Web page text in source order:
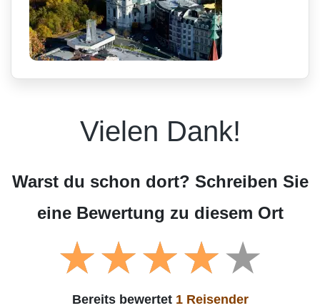
Vielen Dank!
Warst du schon dort? Schreiben Sie
eine Bewertung zu diesem Ort
Bereits bewertet 1 Reisender